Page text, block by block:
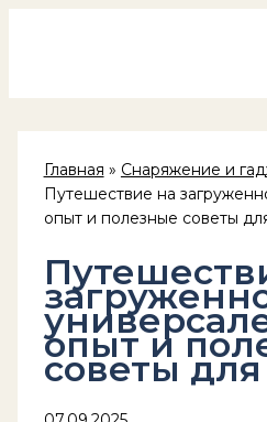
Главная
Снаряжение и
Путешествие на
опыт и полезные советы
опыт и
советы